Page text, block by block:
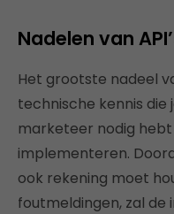
Nadelen van
Het grootste nadeel
technische kennis die
marketeer nodig hebt
implementeren.
ook rekening moet
foutmeldingen, zal